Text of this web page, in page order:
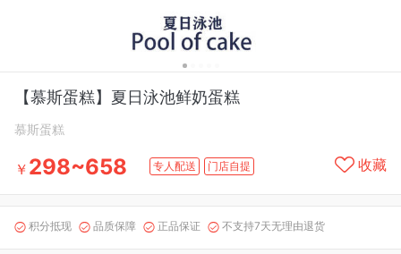
【慕斯蛋糕】夏日泳池鲜奶蛋糕
慕斯蛋糕
￥ 298~658 专人配送 门店自提 收藏
 积分抵现  品质保障  正品保证  不支持7天无理由退货